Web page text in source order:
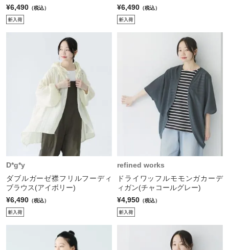
¥6,490 （税込）
¥6,490 （税込）
D*g*y
ダブルガーゼ襟フリルフーディ
ブラウス(アイボリー)
¥6,490 （税込）
refined works
ドライワッフルモモンガカーデ
ィガン(チャコールグレー)
¥4,950 （税込）